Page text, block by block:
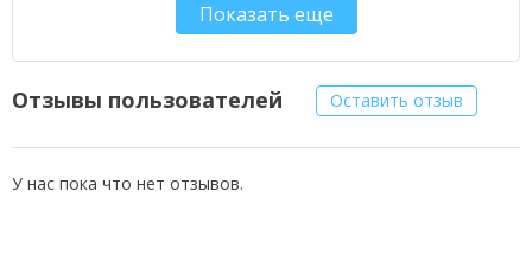
TPT-070-179D FX
Показать еще
Отзывы пользователей Оставить отзыв
У нас пока что нет отзывов.